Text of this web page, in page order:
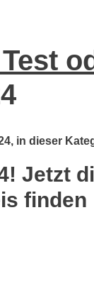
in dieser
Jetzt
finden